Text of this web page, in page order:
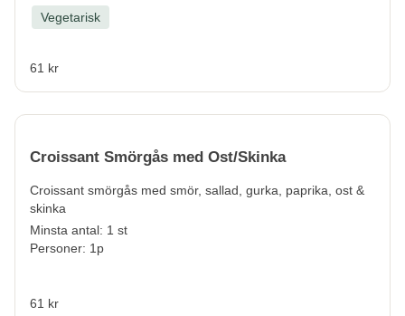
Vegetarisk
61 kr
Croissant Smörgås med Ost/Skinka
Croissant smörgås med smör, sallad, gurka, paprika, ost &
skinka
Minsta antal: 1 st
Personer: 1p
61 kr